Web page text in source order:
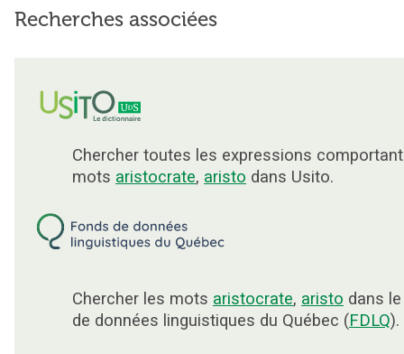
Recherches associées
Chercher toutes les expressions
mots aristocrate, aristo dans Usito.
Chercher les mots aristocrate, aristo dans
de données linguistiques du Québec (FDLQ).